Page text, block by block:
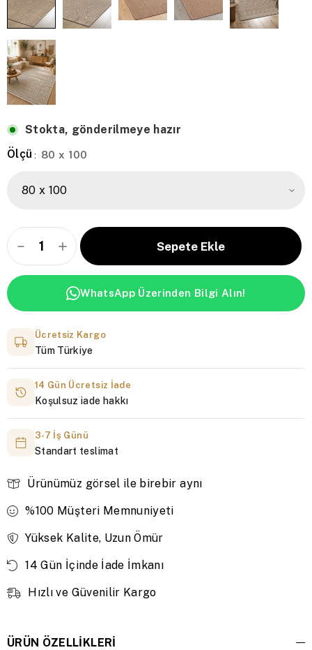
Stokta, gönderilmeye hazır
Ölçü : 80 x 100
WhatsApp Üzerinden Bilgi Alın!
Ücretsiz Kargo
Tüm Türkiye
14 Gün Ücretsiz İade
Koşulsuz iade hakkı
3-7 İş Günü
Standart teslimat
Ürünümüz görsel ile birebir aynı
%100 Müşteri Memnuniyeti
Yüksek Kalite, Uzun Ömür
14 Gün İçinde İade İmkanı
Hızlı ve Güvenilir Kargo
ÜRÜN ÖZELLIKLERI